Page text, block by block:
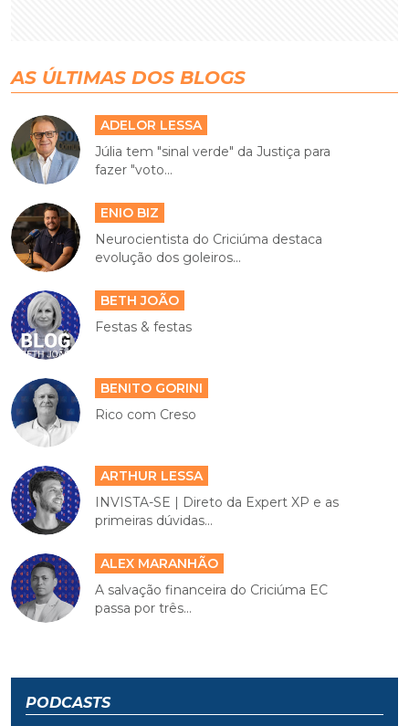
AS ÚLTIMAS DOS BLOGS
ADELOR LESSA
Júlia tem "sinal verde" da Justiça para
fazer "voto...
ENIO BIZ
Neurocientista do Criciúma destaca
evolução dos goleiros...
BETH JOÃO
Festas & festas
BENITO GORINI
Rico com Creso
ARTHUR LESSA
INVISTA-SE | Direto da Expert XP e as
primeiras dúvidas...
ALEX MARANHÃO
A salvação financeira do Criciúma EC
passa por três...
PODCASTS